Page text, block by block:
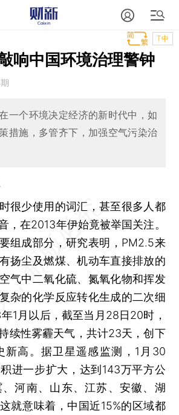
T中
响中国环境治理警钟
一个环境决定经济的新时代中，如
措施，多管齐下，加强空气污染治
少使用的词汇，甚至很多人都
，在2013年伊始竟被举国关注。
组成部分，研究表明，PM2.5来
扬尘及燃煤、机动车直接排放的
气中二氧化硫、氮氧化物和挥发
杂的化学反应转化生成的二次细
1月以后，截至当月28日20时，
续性雾霾天气，共计23天，创下
新高。据卫星遥感监测，1月30
进一步扩大，达到143万平方公
河南、山东、江苏、安徽、湖
就意味着，中国近15%的区域都